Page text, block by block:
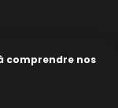
comprendre nos